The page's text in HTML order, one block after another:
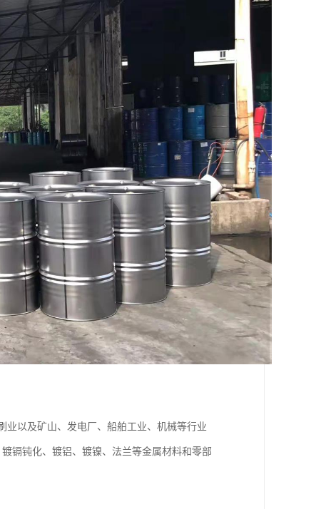
业以及矿山、发电厂、船舶工业、机械等行业
镉钝化、镀铝、镀镍、法兰等金属材料和零部